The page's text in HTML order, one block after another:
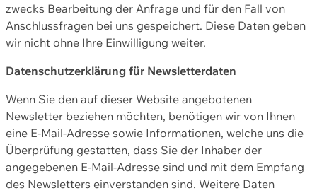
zwecks Bearbeitung der Anfrage und für den Fall von
Anschlussfragen bei uns gespeichert. Diese Daten geben
wir nicht ohne Ihre Einwilligung weiter.
Datenschutzerklärung für Newsletterdaten
Wenn Sie den auf dieser Website angebotenen
Newsletter beziehen möchten, benötigen wir von Ihnen
eine E-Mail-Adresse sowie Informationen, welche uns die
Überprüfung gestatten, dass Sie der Inhaber der
angegebenen E-Mail-Adresse sind und mit dem Empfang
des Newsletters einverstanden sind. Weitere Daten